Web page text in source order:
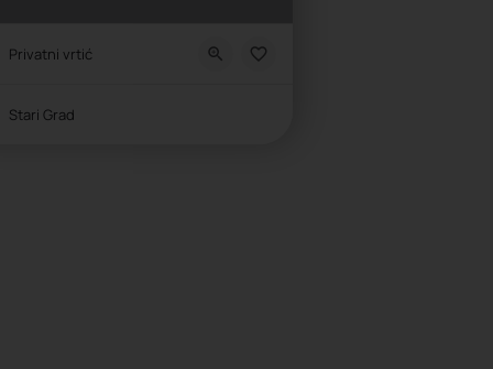
Privatni vrtić
Stari Grad